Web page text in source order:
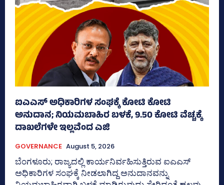
ಐಎಎಸ್‌ ಅಧಿಕಾರಿಗಳ ಸಂಘಕ್ಕೆ ಕೋಟಿ ಕೋಟಿ
ಅನುದಾನ; ನಿಯಮಬಾಹಿರ ಬಳಕೆ, 9.50 ಕೋಟಿ ವೆಚ್ಚಕ್ಕೆ
ದಾಖಲೆಗಳೇ ಇಲ್ಲವೆಂದ ಎಜಿ
GOVERNANCE August 5, 2026
ಬೆಂಗಳೂರು; ರಾಜ್ಯದಲ್ಲಿ ಕಾರ್ಯನಿರ್ವಹಿಸುತ್ತಿರುವ ಐಎಎಸ್‌
ಅಧಿಕಾರಿಗಳ ಸಂಘಕ್ಕೆ ನೀಡಲಾಗಿದ್ದ ಅನುದಾನವನ್ನು